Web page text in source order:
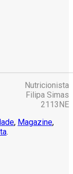
Nutricionista
Filipa Simas
2113NE
, Magazine,
.